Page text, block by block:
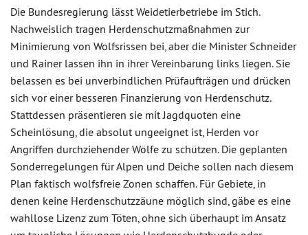
Die Bundesregierung lässt Weidetierbetriebe im Stich.
Nachweislich tragen Herdenschutzmaßnahmen zur
Minimierung von Wolfsrissen bei, aber die Minister Schneider
und Rainer lassen ihn in ihrer Vereinbarung links liegen. Sie
belassen es bei unverbindlichen Prüfaufträgen und drücken
sich vor einer besseren Finanzierung von Herdenschutz.
Stattdessen präsentieren sie mit Jagdquoten eine
Scheinlösung, die absolut ungeeignet ist, Herden vor
Angriffen durchziehender Wölfe zu schützen. Die geplanten
Sonderregelungen für Alpen und Deiche sollen nach diesem
Plan faktisch wolfsfreie Zonen schaffen. Für Gebiete, in
denen keine Herdenschutzzäune möglich sind, gäbe es eine
wahllose Lizenz zum Töten, ohne sich überhaupt im Ansatz